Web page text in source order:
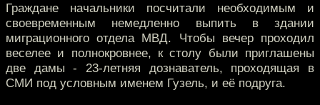
Граждане начальники посчитали необходимым и
своевременным немедленно выпить в здании
миграционного отдела МВД. Чтобы вечер проходил
веселее и полнокровнее, к столу были приглашены
две дамы - 23-летняя дознаватель, проходящая в
СМИ под условным именем Гузель, и её подруга.